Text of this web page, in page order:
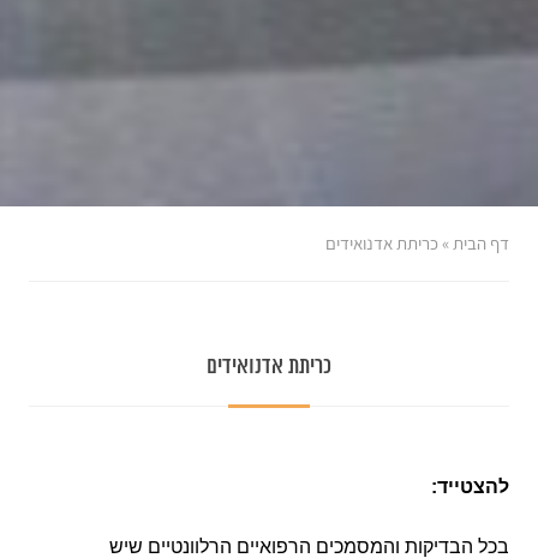
דף הבית »כריתת אדנואידים
כריתת אדנואידים
להצטייד:
בכל הבדיקות והמסמכים הרפואיים הרלוונטיים שיש